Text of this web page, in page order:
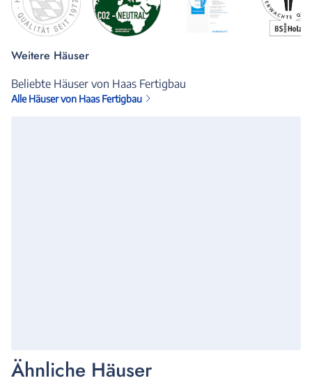
Weitere Häuser
Beliebte Häuser von Haas Fertigbau
Alle Häuser von Haas Fertigbau
Ähnliche Häuser